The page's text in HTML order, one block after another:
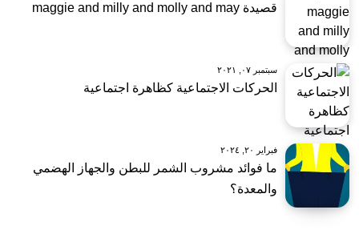
قصيدة maggie and milly and molly and may
سبتمبر ٠٧, ٢٠٢١
الحركات الاجتماعية كظاهرة اجتماعية
فبراير ٢٠, ٢٠٢٤
ما فوائد مشروب الشمر للبطن والجهاز الهضمي
والمعدة؟